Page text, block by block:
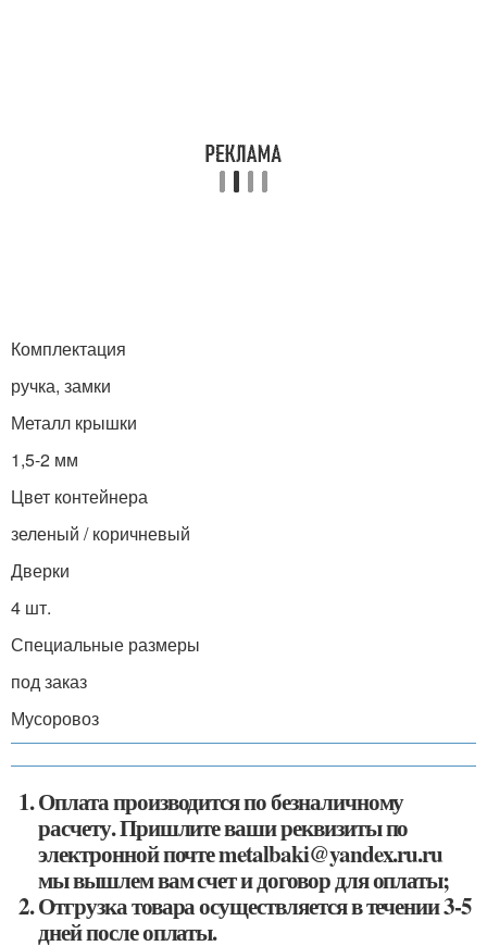
Комплектация
ручка, замки
Металл крышки
1,5-2 мм
Цвет контейнера
зеленый / коричневый
Дверки
4 шт.
Специальные размеры
под заказ
Мусоровоз
Оплата производится по безналичному
расчету. Пришлите ваши реквизиты по
электронной почте metalbaki@yandex.ru.ru
мы вышлем вам счет и договор для оплаты;
Отгрузка товара осуществляется в течении 3-5
дней после оплаты.